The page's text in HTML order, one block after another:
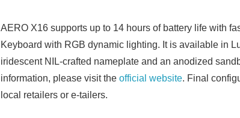
AERO X16 supports up to 14 hours of battery life with
Keyboard with RGB dynamic lighting. It is available in
iridescent NIL-crafted nameplate and an anodized
information, please visit the official website. Final
local retailers or e-tailers.